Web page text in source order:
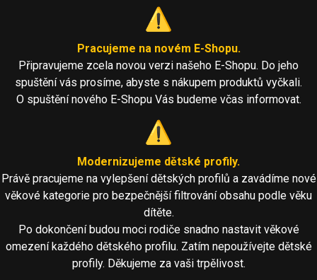
⚠️
Pracujeme na novém E-Shopu.
Připravujeme zcela novou verzi našeho E-Shopu. Do jeho
spuštění vás prosíme, abyste s nákupem produktů vyčkali.
O spuštění nového E-Shopu Vás budeme včas informovat.
⚠️
Modernizujeme dětské profily.
Právě pracujeme na vylepšení dětských profilů a zavádíme nové
věkové kategorie pro bezpečnější filtrování obsahu podle věku
dítěte.
Po dokončení budou moci rodiče snadno nastavit věkové
omezení každého dětského profilu. Zatím nepoužívejte dětské
profily. Děkujeme za vaši trpělivost.